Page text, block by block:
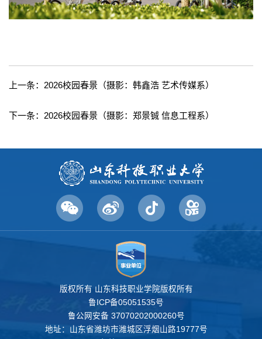
上一条： 2026校园春景（摄影：韩鑫浩 艺术传媒系）
下一条： 2026校园春景（摄影：郑景铖 信息工程系）
版权所有 山东科技职业学院版权所有
鲁ICP备05051535号
鲁公网安备 37070202000260号
地址：山东省潍坊市潍城区浮烟山路19777号